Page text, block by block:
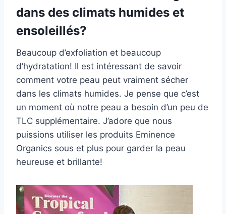
dans des climats humides et
ensoleillés?
Beaucoup d’exfoliation et beaucoup
d’hydratation! Il est intéressant de savoir
comment votre peau peut vraiment sécher
dans les climats humides. Je pense que c’est
un moment où notre peau a besoin d’un peu de
TLC supplémentaire. J’adore que nous
puissions utiliser les produits Eminence
Organics sous et plus pour garder la peau
heureuse et brillante!